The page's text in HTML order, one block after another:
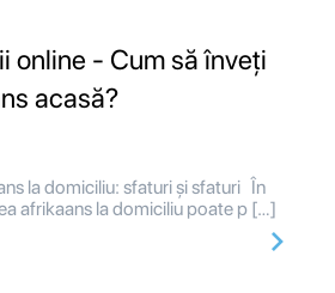
online - Cum să înveți
acasă?
la domiciliu: sfaturi și sfaturi În
afrikaans la domiciliu poate p […]